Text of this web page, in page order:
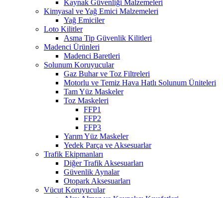
Kaynak Güvenliği Malzemeleri
Kimyasal ve Yağ Emici Malzemeleri
Yağ Emiciler
Loto Kilitler
Asma Tip Güvenlik Kilitleri
Madenci Ürünleri
Madenci Baretleri
Solunum Koruyucular
Gaz Buhar ve Toz Filtreleri
Motorlu ve Temiz Hava Hatlı Solunum Üniteleri
Tam Yüz Maskeler
Toz Maskeleri
FFP1
FFP2
FFP3
Yarım Yüz Maskeler
Yedek Parça ve Aksesuarlar
Trafik Ekipmanları
Diğer Trafik Aksesuarları
Güvenlik Aynalar
Otopark Aksesuarları
Vücut Koruyucular